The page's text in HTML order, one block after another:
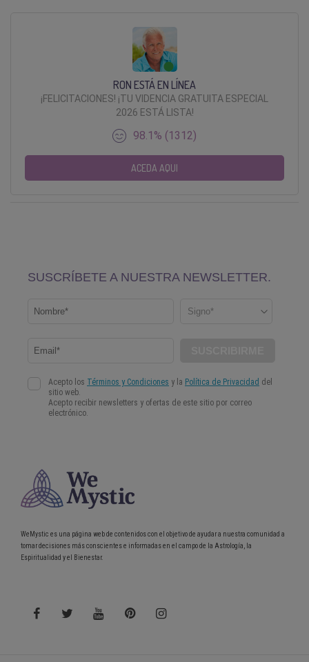
RON ESTÁ EN LÍNEA
¡FELICITACIONES! ¡TU VIDENCIA GRATUITA ESPECIAL
2026 ESTÁ LISTA!
98.1% (1312)
ACEDA AQUI
WeMystic es una página web de contenidos con el objetivo de ayudar a nuestra comunidad a
tomar decisiones más conscientes e informadas en el campo de la Astrología, la
Espiritualidad y el Bienestar.